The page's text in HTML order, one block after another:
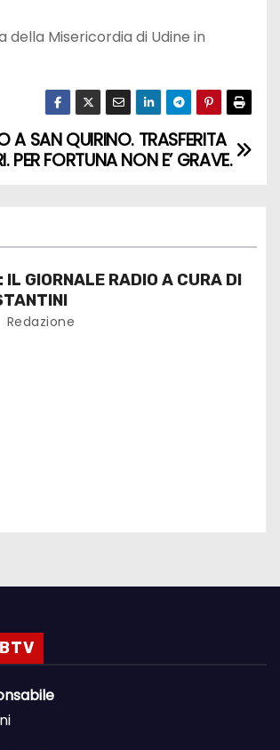
Misericordia di Udine in
A SAN QUIRINO. TRASFERITA
PER FORTUNA NON E’ GRAVE.
IL GIORNALE RADIO A CURA DI
Redazione